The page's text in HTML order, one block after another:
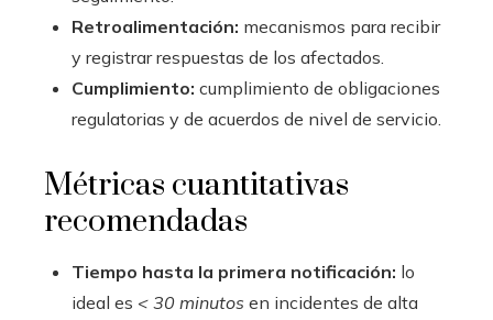
Retroalimentación: mecanismos para recibir
y registrar respuestas de los afectados.
Cumplimiento: cumplimiento de obligaciones
regulatorias y de acuerdos de nivel de servicio.
Métricas cuantitativas
recomendadas
Tiempo hasta la primera notificación: lo
ideal es < 30 minutos en incidentes de alta